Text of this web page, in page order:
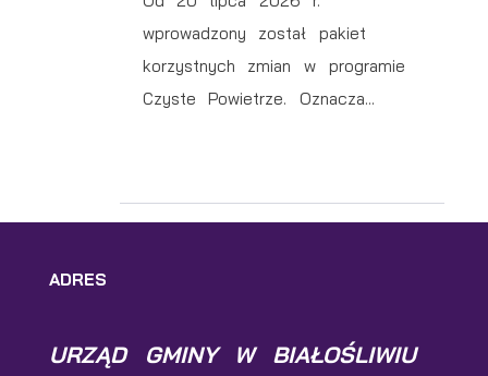
wprowadzony został pakiet
korzystnych zmian w programie
Czyste Powietrze. Oznacza...
ADRES
URZĄD GMINY W BIAŁOŚLIWIU